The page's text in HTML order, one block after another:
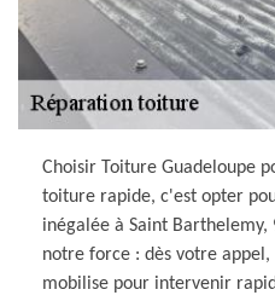
Choisir Toiture Guadeloupe
toiture rapide, c'est opter
inégalée à Saint
notre force : dès votre
mobilise pour intervenir